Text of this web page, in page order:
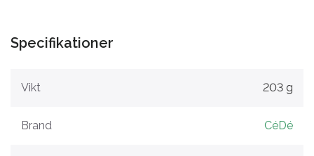
Specifikationer
Vikt 203 g
Brand CéDé